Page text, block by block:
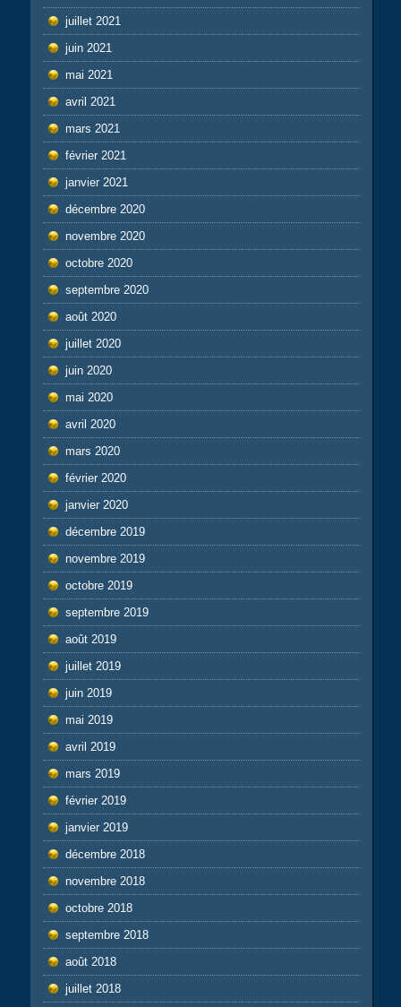
juillet 2021
juin 2021
mai 2021
avril 2021
mars 2021
février 2021
janvier 2021
décembre 2020
novembre 2020
octobre 2020
septembre 2020
août 2020
juillet 2020
juin 2020
mai 2020
avril 2020
mars 2020
février 2020
janvier 2020
décembre 2019
novembre 2019
octobre 2019
septembre 2019
août 2019
juillet 2019
juin 2019
mai 2019
avril 2019
mars 2019
février 2019
janvier 2019
décembre 2018
novembre 2018
octobre 2018
septembre 2018
août 2018
juillet 2018